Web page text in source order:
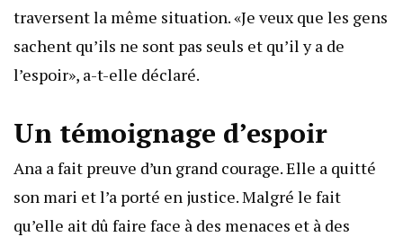
traversent la même situation. «Je veux que les gens
sachent qu’ils ne sont pas seuls et qu’il y a de
l’espoir», a-t-elle déclaré.
Un témoignage d’espoir
Ana a fait preuve d’un grand courage. Elle a quitté
son mari et l’a porté en justice. Malgré le fait
qu’elle ait dû faire face à des menaces et à des